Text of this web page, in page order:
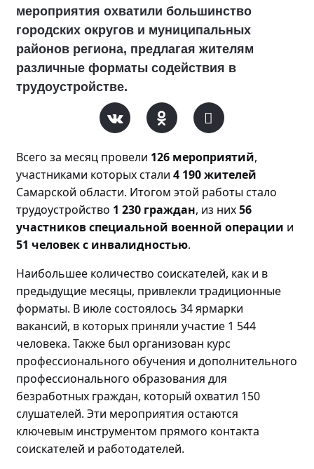
мероприятия охватили большинство
городских округов и муниципальных
районов региона, предлагая жителям
различные форматы содействия в
трудоустройстве.
Всего за месяц провели 126 мероприятий,
участниками которых стали 4 190 жителей
Самарской области. Итогом этой работы стало
трудоустройство 1 230 граждан, из них56
участников специальной военной операции и
51 человек с инвалидностью.
Наибольшее количество соискателей, как и в
предыдущие месяцы, привлекли традиционные
форматы. В июле состоялось 34 ярмарки
вакансий, в которых приняли участие 1 544
человека. Также был организован курс
профессионального обучения и дополнительного
профессионального образования для
безработных граждан, который охватил 150
слушателей. Эти мероприятия остаются
ключевым инструментом прямого контакта
соискателей и работодателей.